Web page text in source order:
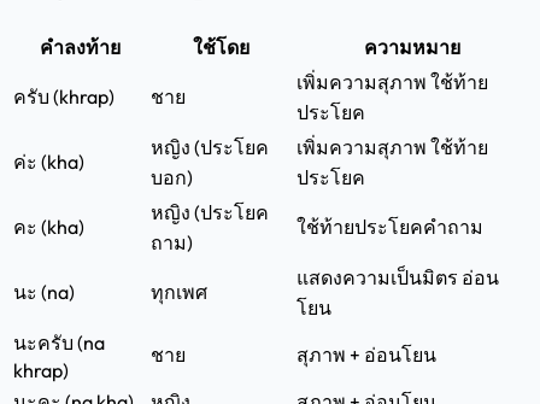
คำลงท้าย ใช้โดย ความหมาย
ครับ (khrap) ชาย
เพิ่มความสุภาพ ใช้ท้าย
ประโยค
ค่ะ (kha)
หญิง (ประโยค
บอก)
เพิ่มความสุภาพ ใช้ท้าย
ประโยค
คะ (kha)
หญิง (ประโยค
ถาม)
ใช้ท้ายประโยคคำถาม
นะ (na) ทุกเพศ
แสดงความเป็นมิตร อ่อน
โยน
นะครับ (na
khrap)
ชาย
สุภาพ + อ่อนโยน